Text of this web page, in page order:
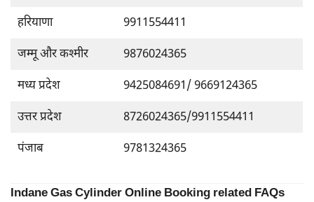
हरियाणा 9911554411
जम्मू और कश्मीर 9876024365
मध्य प्रदेश 9425084691/ 9669124365
उत्तर प्रदेश 8726024365/9911554411
पंजाब 9781324365
Indane Gas Cylinder Online Booking related FAQs